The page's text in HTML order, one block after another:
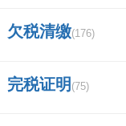
欠税清缴(176)
完税证明 (75)